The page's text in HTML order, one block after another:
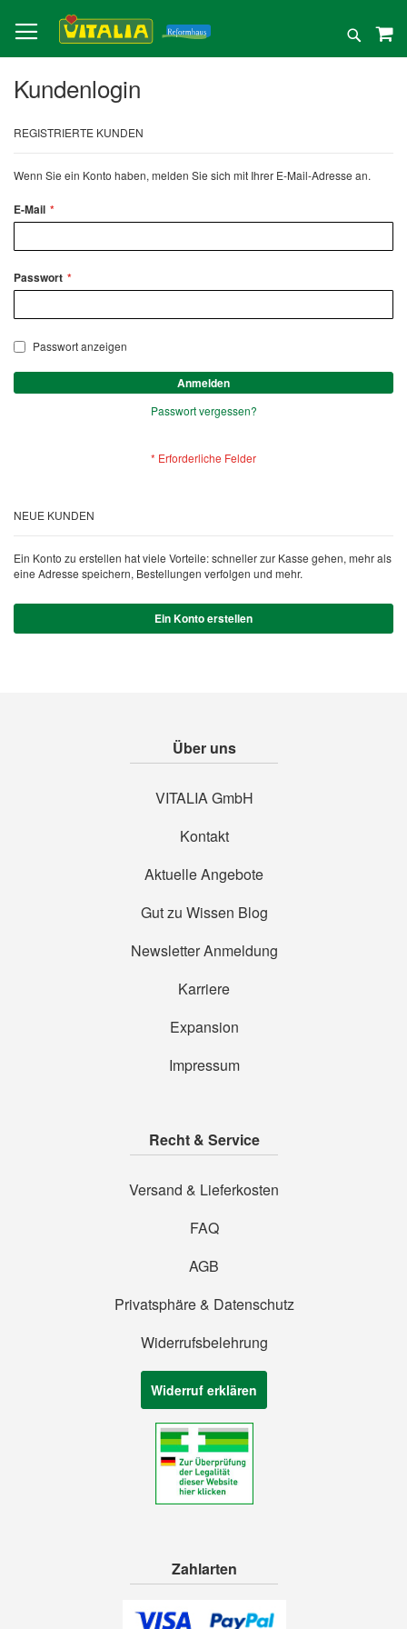
zum
Inhalt
Suche
Kundenlogin
REGISTRIERTE KUNDEN
Wenn Sie ein Konto haben, melden Sie sich mit Ihrer E-Mail-Adresse an.
E-Mail
Passwort
Passwort anzeigen
Anmelden
Passwort vergessen?
NEUE KUNDEN
Ein Konto zu erstellen hat viele Vorteile: schneller zur Kasse gehen, mehr als
eine Adresse speichern, Bestellungen verfolgen und mehr.
Ein Konto erstellen
Über uns
VITALIA GmbH
Kontakt
Aktuelle Angebote
Gut zu Wissen Blog
Newsletter Anmeldung
Karriere
Expansion
Impressum
Recht & Service
Versand & Lieferkosten
FAQ
AGB
Privatsphäre & Datenschutz
Widerrufsbelehrung
Widerruf erklären
Zahlarten